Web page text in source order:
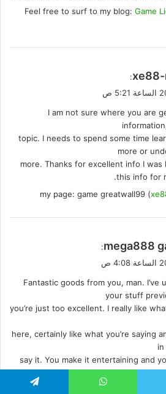
Feel free to surf to my blog: Game
xe88-
:
I am not sure where you are
topic. I needs to spend some time
more or
more. Thanks for excellent info I was
this info for
my page: game greatwall99 (
mega888
:
Fantastic goods from you, man. I’ve
your stuff
you’re just too excellent. I really like
here, certainly like what you’re saying
say it. You make it entertaining and
smart. I can not wait to read much